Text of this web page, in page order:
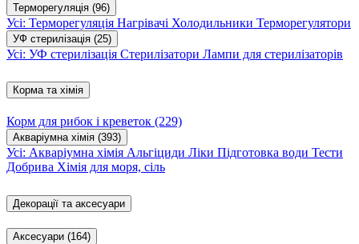
Терморегуляція (96)
Усі: Терморегуляція Нагрівачі Холодильники Терморегулятори
УФ стерилізація (25)
Усі: УФ стерилізація Стерилізатори Лампи для стерилізаторів
Корма та хімія
Корм для рибок і креветок (229)
Акваріумна хімія (393)
Усі: Акваріумна хімія Альгіциди Ліки Підготовка води Тести
Добрива Хімія для моря, сіль
Декорації та аксесуари
Аксесуари (164)